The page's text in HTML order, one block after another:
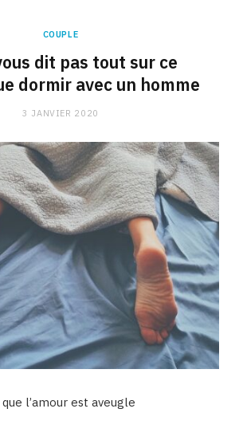
COUPLE
dit pas tout sur ce
dormir avec un homme
3 JANVIER 2020
l’amour est aveugle